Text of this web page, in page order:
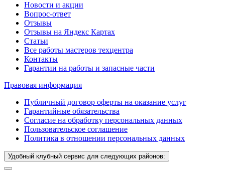
Новости и акции
Вопрос-ответ
Отзывы
Отзывы на Яндекс Картах
Статьи
Все работы мастеров техцентра
Контакты
Гарантии на работы и запасные части
Правовая информация
Публичный договор оферты на оказание услуг
Гарантийные обязательства
Согласие на обработку персональных данных
Пользовательское соглашение
Политика в отношении персональных данных
Удобный клубный сервис для следующих районов: